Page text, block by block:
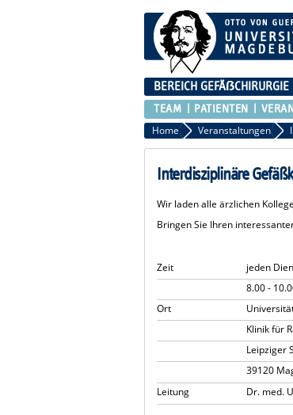
BEREICH GEFÄẞCHIRURGIE
TEAM PATIENTEN
Home Veranstaltungen
Interdisziplinäre
Wir laden alle ärzlichen
Bringen Sie Ihren
Zeit
jeden
8.00 -
Ort
Klinik für
Leipziger
39120
Leitung
Dr. med.